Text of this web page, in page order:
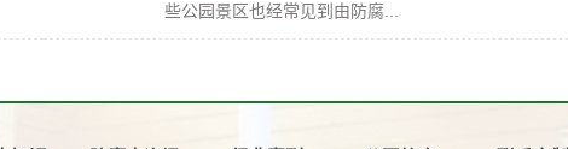
些公园景区也经常见到由防腐...